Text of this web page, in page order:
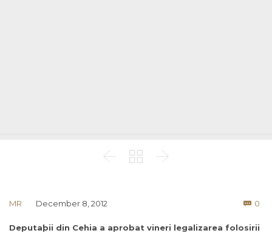
  
MR December 8, 2012  0
Deputaþii din Cehia a aprobat vineri legalizarea folosirii